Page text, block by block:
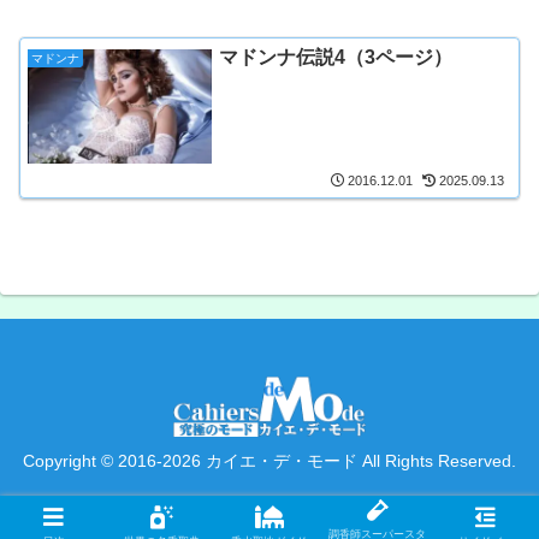
マドンナ マドンナ伝説4（3ページ）
2016.12.01 2025.09.13
Copyright © 2016-2026 カイエ・デ・モード All Rights Reserved.
調香師スーパースタ